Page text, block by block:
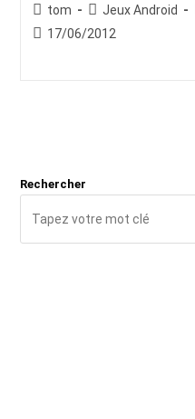
Auteur/autrice
de
tom
Post
category:
Jeux Android
Publication
17/06/2012
Rechercher